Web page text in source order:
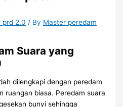
prd 2.0 / By Master peredam
Suara yang
dilengkapi dengan peredam
ruangan biasa. Peredam suara
bunyi sehingga